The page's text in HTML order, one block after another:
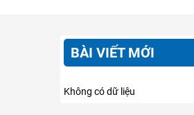
BÀI VIẾT MỚI
Không có dữ liệu